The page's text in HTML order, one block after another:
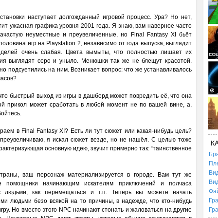
наступает долгожданный игровой процесс. Ура? Но нет,
ужасная графика уровня 2001 года. Я знаю, вам наверное часто
неуместные и преувеличенные, но Final Fantasy XI бьёт
игр на Playstation 2, независимо от года выпуска, выглядит
очень слабая. Цвета вымыты, что полностью лишает их
выглядят серо и уныло. Менюшки так же не блещут красотой.
подсуетились на ним. Возникает вопрос: что же устанавливалось
быстрый выход из игры в дашборд может повредить её, что она
прикол может сработать в любой момент не по вашей вине, а,
в Final Fantasy XI? Есть ли тут сюжет или какая-нибудь цель?
я искал сюжет везде, но не нашёл. С целью тоже
основную идею, звучит примерно так: “таинственное
ваш персонаж материализируется в городе. Вам тут же
помощники начинающим искателям приключений и полчаса
людьми, как перемещаться и т.п. Теперь вы можете начать
людьми безо всякой на то причины, в надежде, что кто-нибудь
Но вместо этого NPC начинают стонать и жаловаться на другие